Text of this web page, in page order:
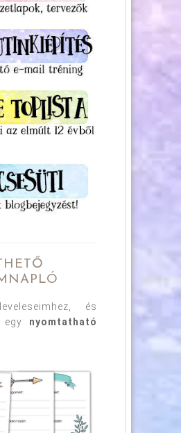
és
egy nyomtatható